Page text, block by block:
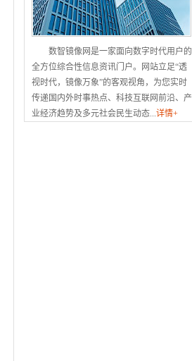
数智镜像网是一家面向数字时代用户的
全方位综合性信息资讯门户。网站立足“透
视时代，镜像万象”的客观视角，为您实时
传递国内外时事热点、科技互联网前沿、产
业经济趋势及多元社会民生动态... 详情+